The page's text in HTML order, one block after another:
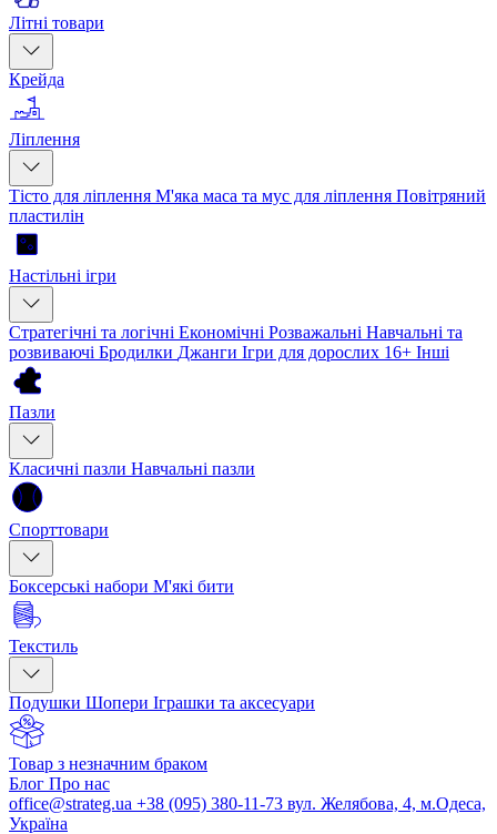
Літні товари
Крейда
Ліплення
Тісто для ліплення М'яка маса та мус для ліплення Повітряний
пластилін
Настільні ігри
Стратегічні та логічні Економічні Розважальні Навчальні та
розвиваючі Бродилки Джанги Ігри для дорослих 16+ Інші
Пазли
Класичні пазли Навчальні пазли
Спорттовари
Боксерські набори М'які бити
Текстиль
Подушки Шопери Іграшки та аксесуари
Товар з незначним браком
Блог Про нас
office@strateg.ua +38 (095) 380-11-73 вул. Желябова, 4, м.Одеса,
Україна